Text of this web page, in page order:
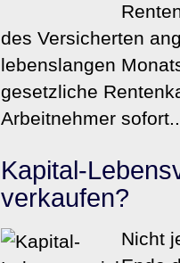
des Versicherten
lebenslangen
gesetzliche
Arbeitnehmer
Kapital-
verkaufen?
Nicht